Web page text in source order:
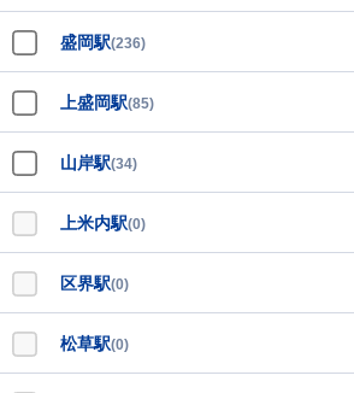
盛岡駅(236)
上盛岡駅(85)
山岸駅(34)
上米内駅(0)
区界駅(0)
松草駅(0)